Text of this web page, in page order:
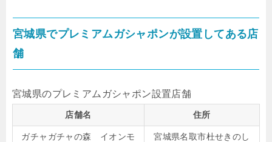
宮城県でプレミアムガシャポンが設置してある店
舗
宮城県のプレミアムガシャポン設置店舗
店舗名 住所
ガチャガチャの森 イオンモ
宮城県名取市杜せきのし